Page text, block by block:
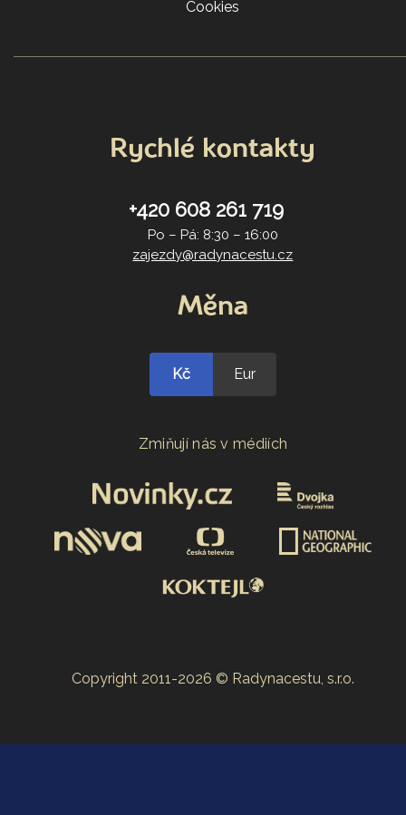
Cookies
Rychlé kontakty
+420 608 261 719
Po – Pá: 8:30 – 16:00
zajezdy@radynacestu.cz
Měna
Kč Eur
Zmiňují nás v médiích
Copyright 2011-2026 © Radynacestu, s.r.o.